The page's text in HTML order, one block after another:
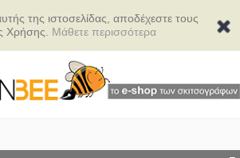
της ιστοσελίδας, αποδέχεστε τους
Χρήσης. Μάθετε περισσότερα